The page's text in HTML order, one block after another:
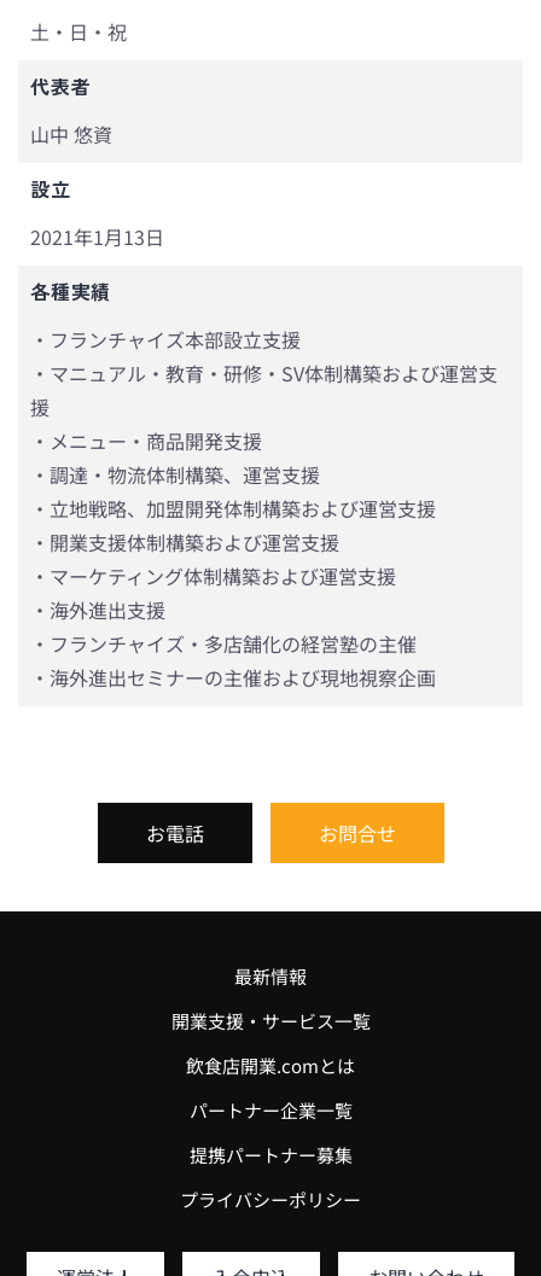
土・日・祝
代表者
山中 悠資
設立
2021年1月13日
各種実績
・フランチャイズ本部設立支援
・マニュアル・教育・研修・SV体制構築および運営支
援
・メニュー・商品開発支援
・調達・物流体制構築、運営支援
・立地戦略、加盟開発体制構築および運営支援
・開業支援体制構築および運営支援
・マーケティング体制構築および運営支援
・海外進出支援
・フランチャイズ・多店舗化の経営塾の主催
・海外進出セミナーの主催および現地視察企画
お電話 お問合せ
最新情報
開業支援・サービス一覧
飲食店開業.comとは
パートナー企業一覧
提携パートナー募集
プライバシーポリシー